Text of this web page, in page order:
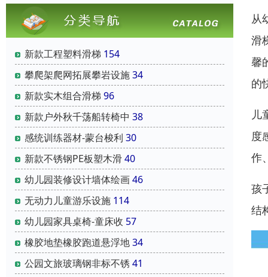
新款工程塑料滑梯 154
攀爬架爬网拓展攀岩设施34
新款实木组合滑梯 96
新款户外秋千荡船转椅中 38
感统训练器材-蒙台梭利 30
新款不锈钢PE板塑木滑40
幼儿园装修设计墙体绘画46
无动力儿童游乐设施 114
幼儿园家具桌椅-童床收 57
橡胶地垫橡胶跑道悬浮地34
公园文旅玻璃钢非标不锈 41
从
滑
馨
的
儿
度
作
孩
结